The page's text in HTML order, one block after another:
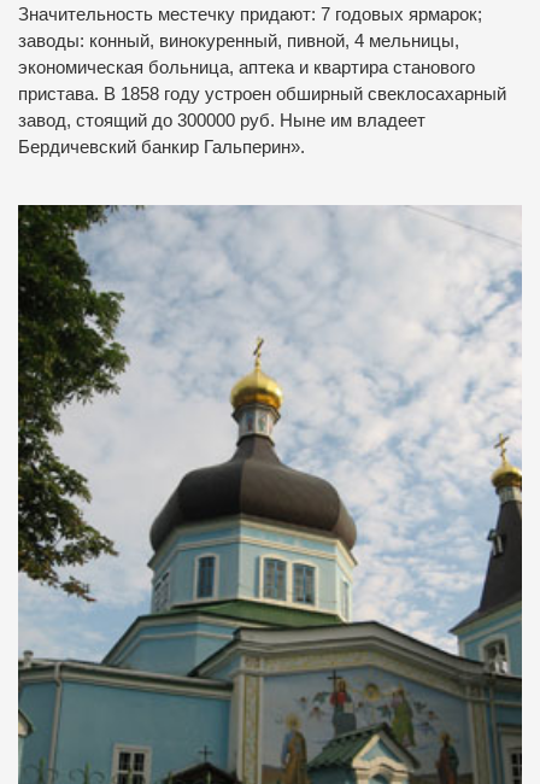
Значительность местечку придают: 7 годовых ярмарок;
заводы: конный, винокуренный, пивной, 4 мельницы,
экономическая больница, аптека и квартира станового
пристава. В 1858 году устроен обширный свеклосахарный
завод, стоящий до 300000 руб. Ныне им владеет
Бердичевский банкир Гальперин».